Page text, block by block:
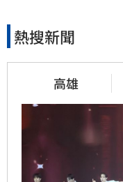
熱搜新聞
高雄